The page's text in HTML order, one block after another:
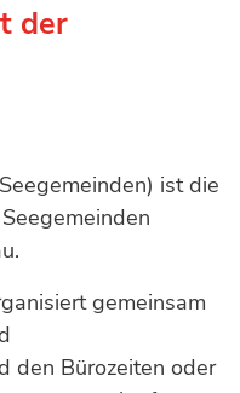
der
ist die
gemeinsam
den Bürozeiten oder